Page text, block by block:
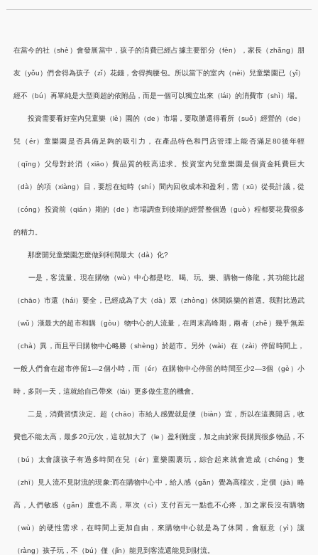
在當今的社（shè）會發展當中，孩子的消費已經占據主要部分（fèn），家長（zhǎng）朋
友（yǒu）們舍得為孩子（zǐ）花錢，舍得掏腰包。所以當下的室內（nèi）兒童樂園已（yǐ）
經不（bú）再單純是大型商超的依附品，而是一個可以獨立出來（lái）的消費市（shì）場。
投資需要看好室內兒童樂（lè）園的（de）市場，要取勝還得看所（suǒ）經營的（de）
兒（ér）童樂園是否具備足夠的吸引力，在產品特色和門店管理上能否滿足80後年輕
（qīng）父母對於消（xiāo）費品質的較高追求。投資室內兒童樂園是個資金耗費巨大
（dà）的項（xiàng）目，要想在短時（shí）間內回收成本和盈利，需（xū）從長計議，從
（cóng）投資前（qián）期的（de）市場調查到後期的經營整個過（guò）程都要花費很多
的精力。
那麽開兒童樂園怎麽做到利潤最大（dà）化?
一是，客流量。現在購物（wù）中心都是吃、喝、玩、樂、購物一條龍，其功能比超
（chāo）市還（hái）要全，已經成為了大（dà）眾（zhòng）休閑娛樂的首選。我對比過武
（wǔ）漢最大的超市和購（gòu）物中心的人流量，在周末高峰期，兩者（zhě）幾乎無差
（chà）異，而且平日購物中心略勝（shèng）於超市。另外（wài）在（zài）停留時間上，
一般人們會在超市停留1—2個小時，而（ér）在購物中心停留的時間至少2—3個（gè）小
時，多則一天，這就給自己帶來（lái）更多做生意的機會。
二是，消費習慣決定。超（chāo）市給人感覺就是便（biàn）宜，所以在這裏開店，收
費也不能太高，最多20元/次，這就加大了（le）盈利難度，加之由於家長購買很多物品，不
（bú）太會讓孩子有過多時間在兒（ér）童樂園裏玩，綜合起來就會造成（chéng）隻
（zhī）見人流不見財流的現象;而在購物中心中，給人感（gǎn）覺為高檔次，定價（jià）略
高，人們敏感（gǎn）度也不高，單次（cì）支付百元一點也不心疼，加之家長沒有購物
（wù）的硬性需求，在時間上更加自由，來購物中心就是為了休閑，會願意（yì）讓
（ràng）孩子玩，不（bú）僅（jǐn）能見到客流還能見到財流。